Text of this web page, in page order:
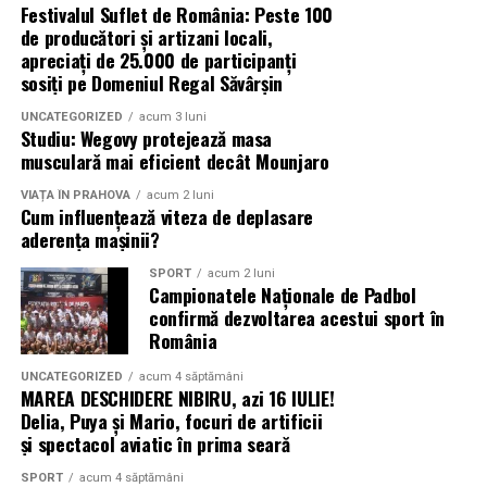
randarea interioarăeste mai potrivită.
În multe cazuri, cea mai eficientă abordare este să
folosești ambele tipuri, deoarece se
reciprocși oferă o înțelegere completă a proiectului.
Când Randările Exterioare Sunt Mai
Importante
Randările exterioare devin mai importante atunci când
accentul cade pe prezentarea design-ului clădirii, a
fațadei, materialelor și relației cu împrejurimile.
Sunt deosebit de valoroase în etapele timpurii de
marketing, în promovarea imobiliară, în prezentările
publice și la aprobările clienților, undeprima impresie
joacă un rol decisiv. Sunt esențiale și atunci când
arhitectura, scara sau contextul terenului influențează
puternic deciziile.
Festivalul Suflet de România: Peste 100
de producători și artizani locali,
apreciați de 25.000 de participanți
sosiți pe Domeniul Regal Săvârșin
UNCATEGORIZED acum 3 luni
Studiu: Wegovy protejează masa
musculară mai eficient decât Mounjaro
VIAȚA ÎN PRAHOVA acum 2 luni
Cum influențează viteza de deplasare
aderența mașinii?
SPORT acum 2 luni
Campionatele Naționale de Padbol
confirmă dezvoltarea acestui sport în
România
UNCATEGORIZED acum 4 săptămâni
MAREA DESCHIDERE NIBIRU, azi 16 IULIE!
Delia, Puya și Mario, focuri de artificii
și spectacol aviatic în prima seară
SPORT acum 4 săptămâni